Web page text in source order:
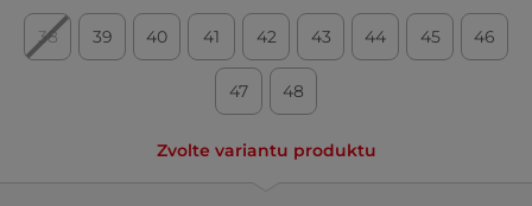
38 39 40 41 42 43 44 45 46
47 48
Zvolte variantu produktu